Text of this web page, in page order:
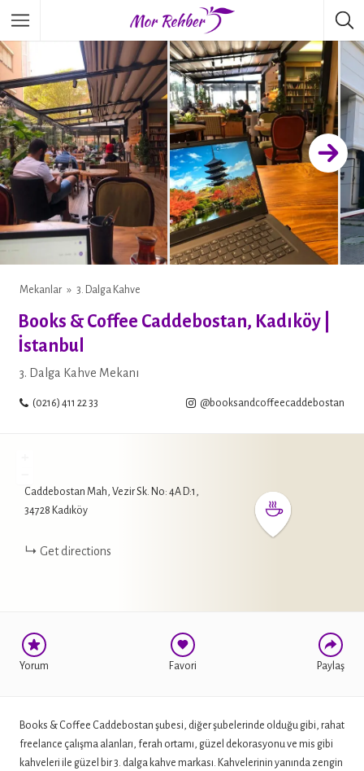
Mekanlar 3. Dalga Kahve
Books & Coffee Caddebostan, Kadıköy |
İstanbul
3. Dalga Kahve Mekanı
(0216) 411 22 33 @booksandcoffeecaddebostan
Caddebostan Mah, Vezir Sk. No: 4A D:1,
34728 Kadıköy
Get directions
Yorum Favori Paylaş
WHATSAPP
FACEBOOK
Books & Coffee Caddebostan şubesi, diğer şubelerinde olduğu gibi, rahat
freelance çalışma alanları, ferah ortamı, güzel dekorasyonu ve mis gibi
kahveleri ile güzel bir 3. dalga kahve markası. Kahvelerinin yanında zengin